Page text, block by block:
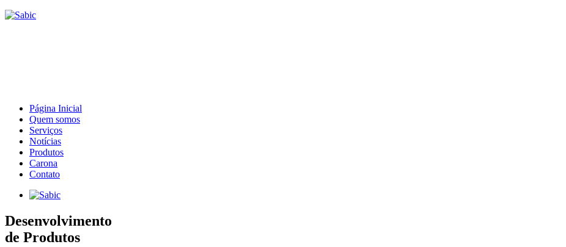
Página Inicial
Quem somos
Serviços
Notícias
Produtos
Carona
Contato
Desenvolvimento
de Produtos